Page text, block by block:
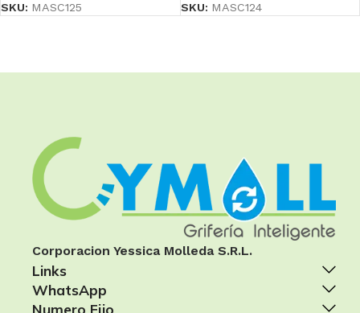
SKU: MASC125 SKU: MASC124
Corporacion Yessica Molleda S.R.L.
Links
WhatsApp
Numero Fijo